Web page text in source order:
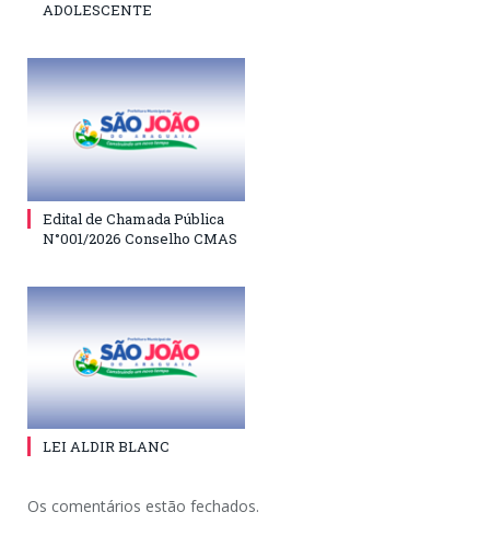
ADOLESCENTE
Edital de Chamada Pública
N°001/2026 Conselho CMAS
LEI ALDIR BLANC
Os comentários estão fechados.